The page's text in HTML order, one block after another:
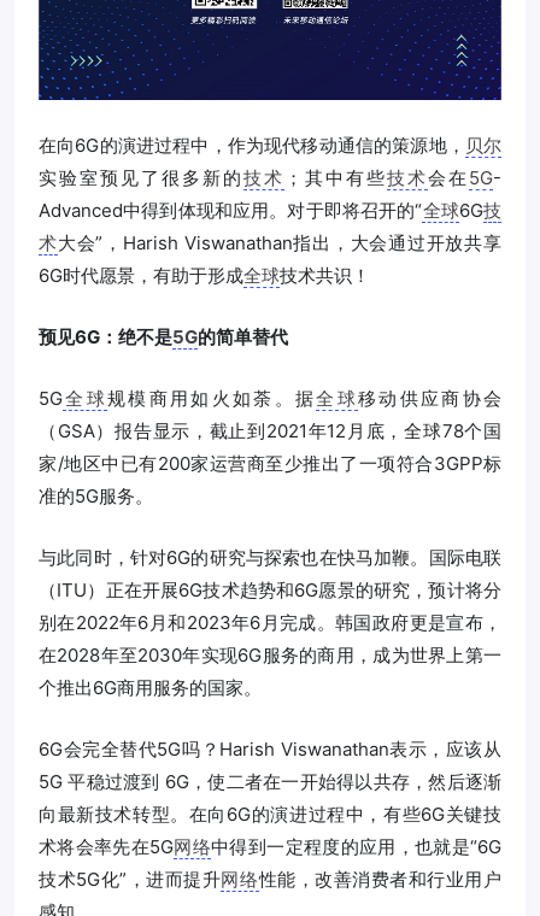
在向6G的演进过程中，作为现代移动通信的策源地， 贝尔
实验室预见了很多新的技术 ；其中有些技术会在 5G-
Advanced中得到体现和应用。对于即将召开的“全球6G技
术大会”，Harish Viswanathan指出，大会通过开放共享
6G时代愿景，有助于形成全球技术共识！
预见6G：绝不是5G的简单替代
5G全球规模商用如火如荼。据全球移动供应商协会
（GSA）报告显示，截止到2021年12月底，全球78个国
家/地区中已有200家运营商至少推出了一项符合3GPP标
准的5G服务。
与此同时，针对6G的研究与探索也在快马加鞭。国际电联
（ITU）正在开展6G技术趋势和6G愿景的研究，预计将分
别在2022年6月和2023年6月完成。韩国政府更是宣布，
在2028年至2030年实现6G服务的商用，成为世界上第一
个推出6G商用服务的国家。
6G会完全替代5G吗？Harish Viswanathan表示，应该从
5G 平稳过渡到 6G，使二者在一开始得以共存，然后逐渐
向最新技术转型。在向6G的演进过程中，有些6G关键技
术将会率先在5G网络中得到一定程度的应用，也就是“6G
技术5G化”，进而提升网络性能，改善消费者和行业用户
感知。